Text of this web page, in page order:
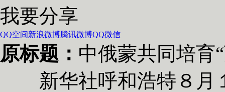
我要分享
QQ空间新浪微博腾讯微博QQ微信
原标题： 中俄蒙共同培育
新华社呼和浩特８月